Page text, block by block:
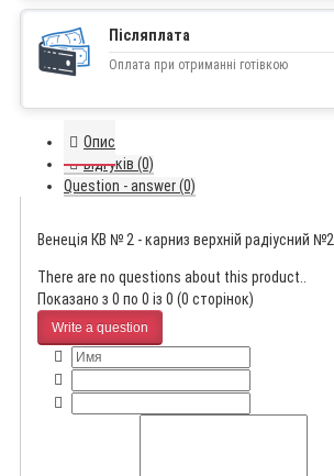
Післяплата
Оплата при отриманні готівкою
Опис
Відгуків (0)
Question - answer (0)
Венеція КВ № 2 - карниз верхній радіусний №2
There are no questions about this product..
Показано з 0 по 0 із 0 (0 сторінок)
Write a question